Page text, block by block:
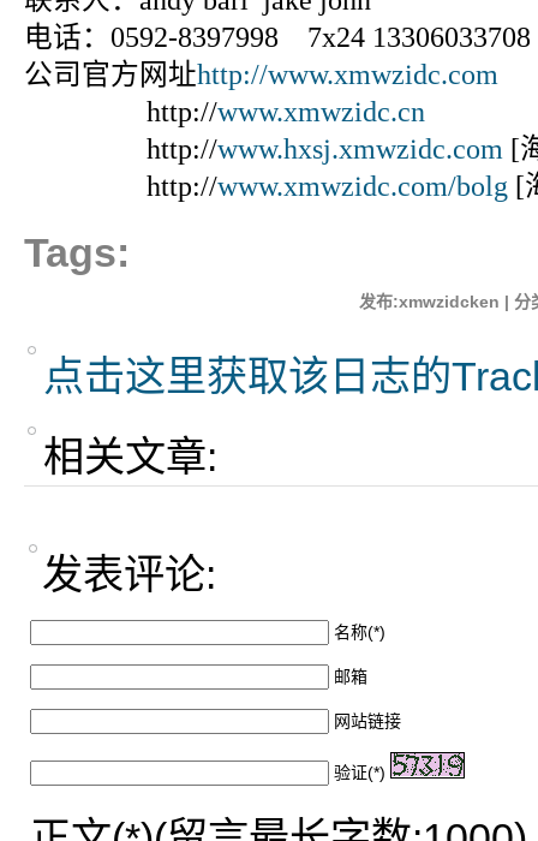
电话：0592-8397998 7x24 13306033708
公司官方网址http://www.xmwzidc.com
http://www.xmwzidc.cn
http://www.hxsj.xmwzidc.com [
http://www.xmwzidc.com/bolg [
Tags:
发布:xmwzidcken | 分
点击这里获取该日志的
相关文章:
发表评论:
名称(*)
邮箱
网站链接
验证(*)